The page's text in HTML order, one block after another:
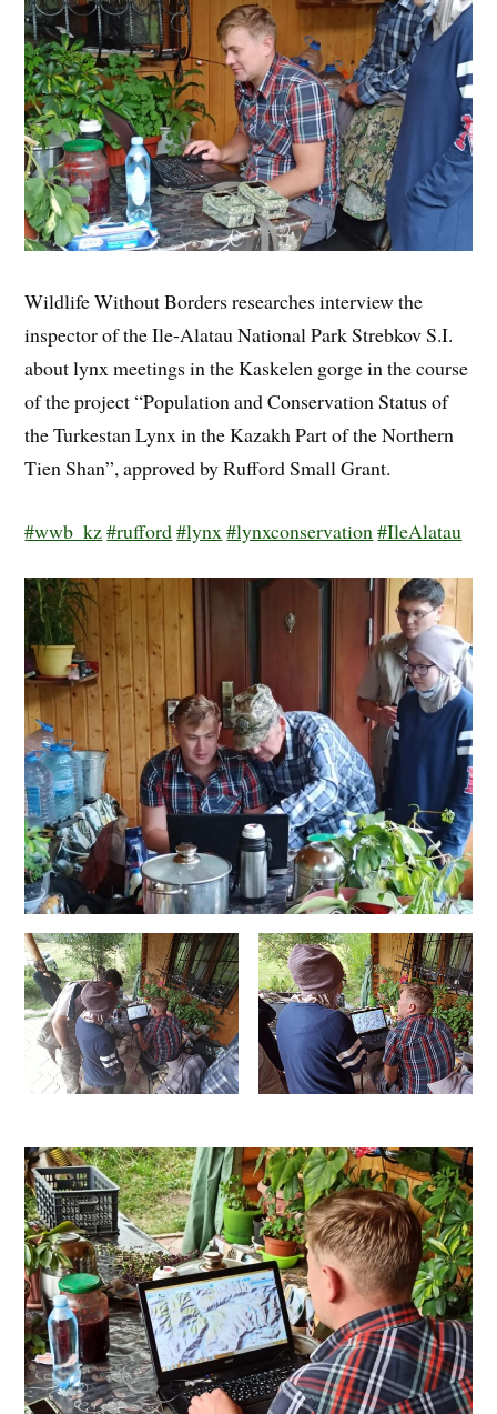
Wildlife Without Borders researches interview the
inspector of the Ile-Alatau National Park Strebkov S.I.
about lynx meetings in the Kaskelen gorge in the course
of the project “Population and Conservation Status of
the Turkestan Lynx in the Kazakh Part of the Northern
Tien Shan”, approved by Rufford Small Grant.
#wwb_kz#rufford#lynx#lynxconservation#IleAlatau